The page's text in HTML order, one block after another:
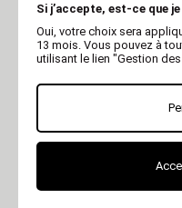
Pochettes de
pochettes de
idéale pour
lorsque vous ne
individuels pour
maintenant
Porte-ciseaux
préférez avoir
tout en
toilettage à
étagère sont une
Si j’accepte, est-ce que
Oui, votre choix sera
13 mois. Vous pouvez à
utilisant le lien "Gestion